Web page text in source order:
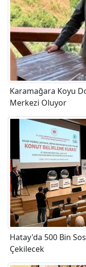
Karamağara Koyu
Merkezi Oluyor
Hatay'da 500 Bin
Çekilecek